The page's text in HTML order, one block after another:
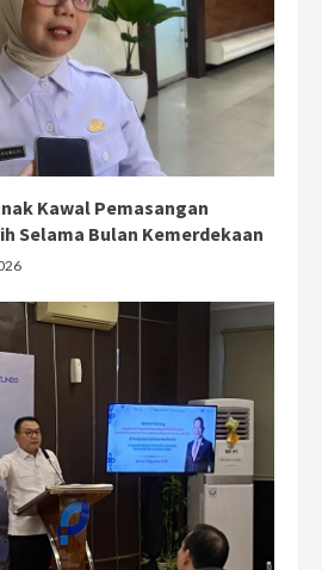
Kawal Pemasangan
Selama Bulan Kemerdekaan